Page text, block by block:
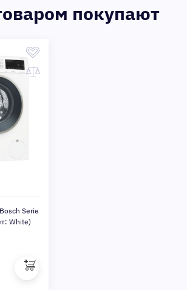
покупают
Serie
White)